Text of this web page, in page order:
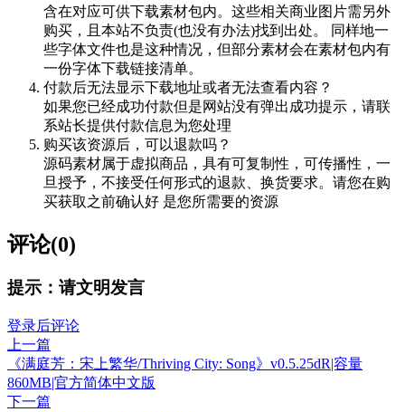
含在对应可供下载素材包内。这些相关商业图片需另外
购买，且本站不负责(也没有办法)找到出处。 同样地一
些字体文件也是这种情况，但部分素材会在素材包内有
一份字体下载链接清单。
付款后无法显示下载地址或者无法查看内容？
如果您已经成功付款但是网站没有弹出成功提示，请联
系站长提供付款信息为您处理
购买该资源后，可以退款吗？
源码素材属于虚拟商品，具有可复制性，可传播性，一
旦授予，不接受任何形式的退款、换货要求。请您在购
买获取之前确认好 是您所需要的资源
评论(0)
提示：请文明发言
登录后评论
上一篇
《满庭芳：宋上繁华/Thriving City: Song》v0.5.25dR|容量
860MB|官方简体中文版
下一篇